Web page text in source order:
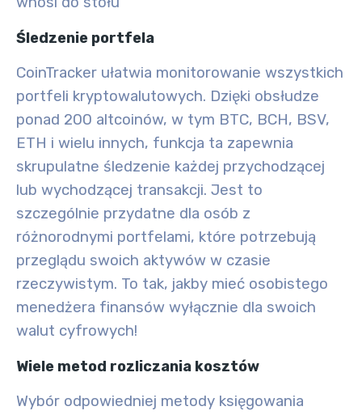
Śledzenie portfela
CoinTracker ułatwia monitorowanie wszystkich
portfeli kryptowalutowych. Dzięki obsłudze
ponad 200 altcoinów, w tym BTC, BCH, BSV,
ETH i wielu innych, funkcja ta zapewnia
skrupulatne śledzenie każdej przychodzącej
lub wychodzącej transakcji. Jest to
szczególnie przydatne dla osób z
różnorodnymi portfelami, które potrzebują
przeglądu swoich aktywów w czasie
rzeczywistym. To tak, jakby mieć osobistego
menedżera finansów wyłącznie dla swoich
walut cyfrowych!
Wiele metod rozliczania kosztów
Wybór odpowiedniej metody księgowania